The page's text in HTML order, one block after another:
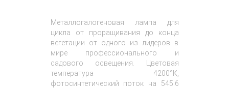
Металлогалогеновая лампа для
цикла от проращивания до конца
вегетации от одного из лидеров в
мире профессионального и
садового освещения. Цветовая
температура 4200°К,
фотосинтетический поток на 545.6